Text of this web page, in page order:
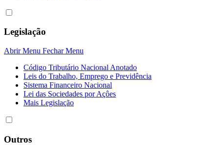
Legislação
Abrir Menu Fechar Menu
Código Tributário Nacional Anotado
Leis do Trabalho, Emprego e Previdência
Sistema Financeiro Nacional
Lei das Sociedades por Açôes
Mais Legislação
Outros